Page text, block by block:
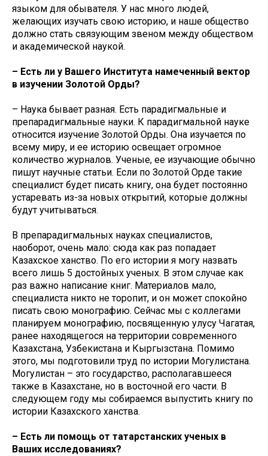
языком для обывателя. У нас много людей,
желающих изучать свою историю, и наше общество
должно стать связующим звеном между обществом
и академической наукой.
– Есть ли у Вашего Института намеченный вектор
в изучении Золотой Орды?
– Наука бывает разная. Есть парадигмальные и
препарадигмальные науки. К парадигмальной науке
относится изучение Золотой Орды. Она изучается по
всему миру, и ее историю освещает огромное
количество журналов. Ученые, ее изучающие обычно
пишут научные статьи. Если по Золотой Орде такие
специалист будет писать книгу, она будет постоянно
устаревать из-за новых открытий, которые должны
будут учитываться.
В препарадигмальных науках специалистов,
наоборот, очень мало: сюда как раз попадает
Казахское ханство. По его истории я могу назвать
всего лишь 5 достойных ученых. В этом случае как
раз важно написание книг. Материалов мало,
специалиста никто не торопит, и он может спокойно
писать свою монографию. Сейчас мы с коллегами
планируем монографию, посвященную улусу Чагатая,
ранее находящегося на территории современного
Казахстана, Узбекистана и Кыргызстана. Помимо
этого, мы подготовили труд по истории Могулистана.
Могулистан – это государство, располагавшееся
также в Казахстане, но в восточной его части. В
следующем году мы собираемся выпустить книгу по
истории Казахского ханства.
– Есть ли помощь от татарстанских ученых в
Ваших исследованиях?